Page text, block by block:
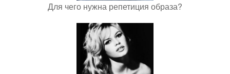
Для чего нужна репетиция образа?